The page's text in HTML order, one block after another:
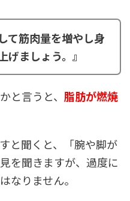
て筋肉量を増やし身
げましょう。』
と言うと、 脂肪が燃焼
と聞くと、「腕や脚が
を聞きますが、過度に
なりません。